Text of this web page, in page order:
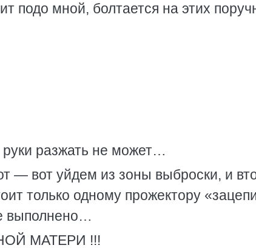
мной, болтается на этих
разжать не может…
— вот уйдем из зоны выброски, и
только одному прожектору
выполнено…
МАТЕРИ !!!